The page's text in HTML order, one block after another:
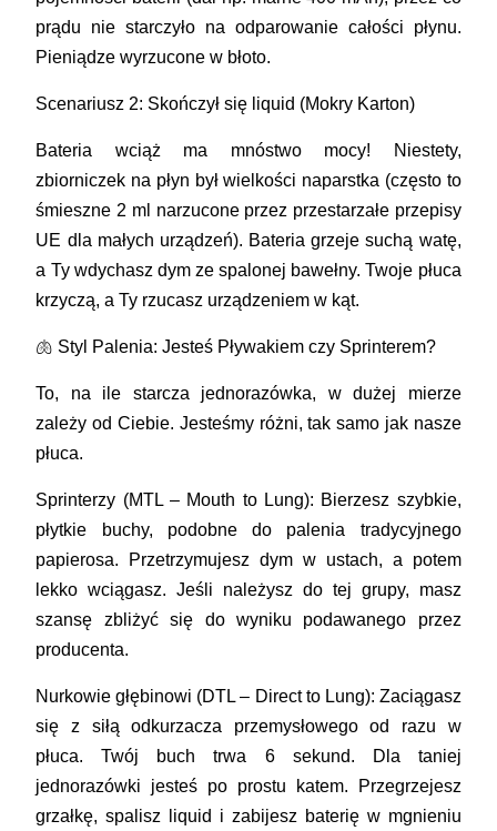
prądu nie starczyło na odparowanie całości płynu.
Pieniądze wyrzucone w błoto.
Scenariusz 2: Skończył się liquid (Mokry Karton)
Bateria wciąż ma mnóstwo mocy! Niestety,
zbiorniczek na płyn był wielkości naparstka (często to
śmieszne 2 ml narzucone przez przestarzałe przepisy
UE dla małych urządzeń). Bateria grzeje suchą watę,
a Ty wdychasz dym ze spalonej bawełny. Twoje płuca
krzyczą, a Ty rzucasz urządzeniem w kąt.
🫁 Styl Palenia: Jesteś Pływakiem czy Sprinterem?
To, na ile starcza jednorazówka, w dużej mierze
zależy od Ciebie. Jesteśmy różni, tak samo jak nasze
płuca.
Sprinterzy (MTL – Mouth to Lung): Bierzesz szybkie,
płytkie buchy, podobne do palenia tradycyjnego
papierosa. Przetrzymujesz dym w ustach, a potem
lekko wciągasz. Jeśli należysz do tej grupy, masz
szansę zbliżyć się do wyniku podawanego przez
producenta.
Nurkowie głębinowi (DTL – Direct to Lung): Zaciągasz
się z siłą odkurzacza przemysłowego od razu w
płuca. Twój buch trwa 6 sekund. Dla taniej
jednorazówki jesteś po prostu katem. Przegrzejesz
grzałkę, spalisz liquid i zabijesz baterię w mgnieniu